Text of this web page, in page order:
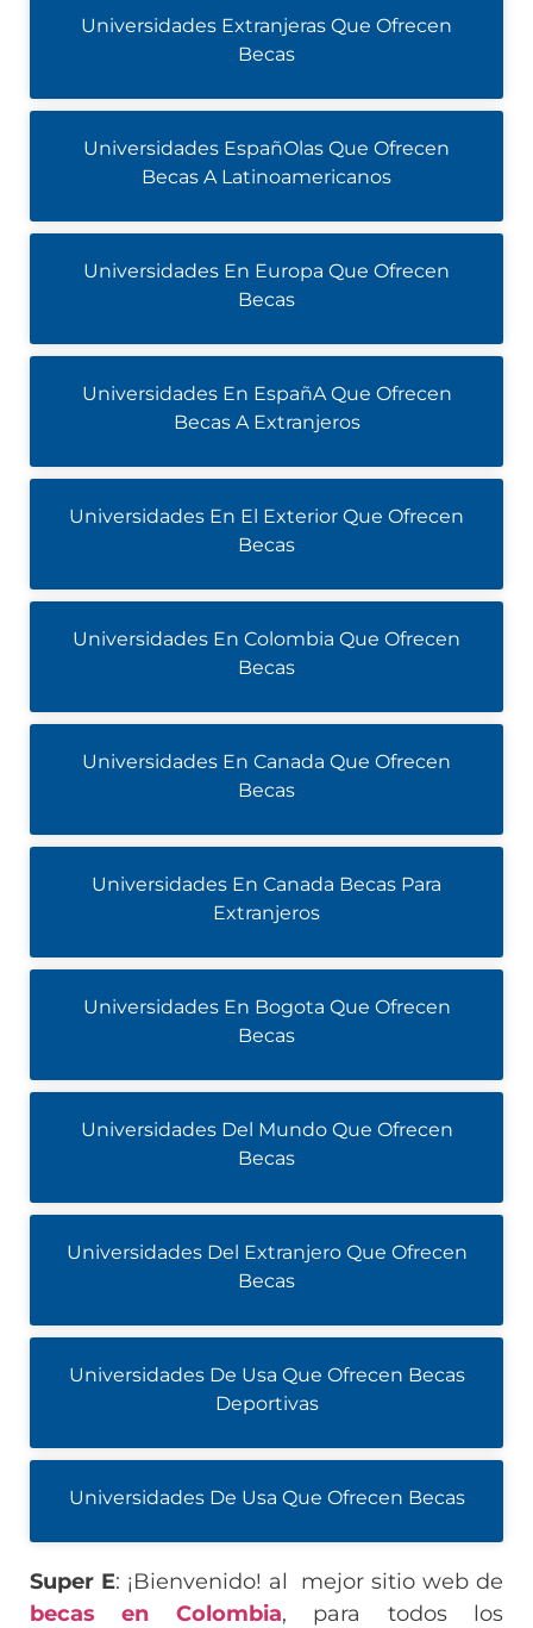
Universidades Extranjeras Que Ofrecen
Becas
Universidades EspañOlas Que Ofrecen
Becas A Latinoamericanos
Universidades En Europa Que Ofrecen
Becas
Universidades En EspañA Que Ofrecen
Becas A Extranjeros
Universidades En El Exterior Que Ofrecen
Becas
Universidades En Colombia Que Ofrecen
Becas
Universidades En Canada Que Ofrecen
Becas
Universidades En Canada Becas Para
Extranjeros
Universidades En Bogota Que Ofrecen
Becas
Universidades Del Mundo Que Ofrecen
Becas
Universidades Del Extranjero Que Ofrecen
Becas
Universidades De Usa Que Ofrecen Becas
Deportivas
Universidades De Usa Que Ofrecen Becas
Super E: ¡Bienvenido! al mejor sitio web de
becas en Colombia, para todos los